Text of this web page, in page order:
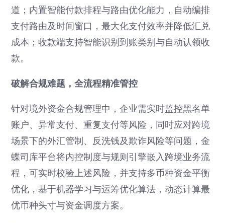
道；内置智能付款排程与路由优化能力，自动编排
支付路由及时间窗口，最大化支付效率并降低汇兑
成本；收款端支持智能识别到账类别与自动认领收
款。
破解合规难题，全流程精准管控
针对境外资金合规管理中，企业需实时监控黑名单
账户、异常支付、重复支付等风险，同时应对跨境
场景下的外汇管制、反洗钱及欺诈风险等问题，金
蝶司库平台将内控制度与规则引擎嵌入跨境业务流
程，可实时校验上述风险，并支持多币种资金平衡
优化，基于机器学习与运筹优化算法，动态计算最
优币种头寸与资金调度方案。